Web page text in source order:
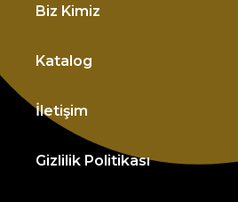
Biz Kimiz
Katalog
İletişim
Gizlilik Politikası